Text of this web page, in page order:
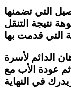
التي تضمنها
نتيجة التنقل
التي قدمت بها
الدائم لأسرة
عودة الأب مع